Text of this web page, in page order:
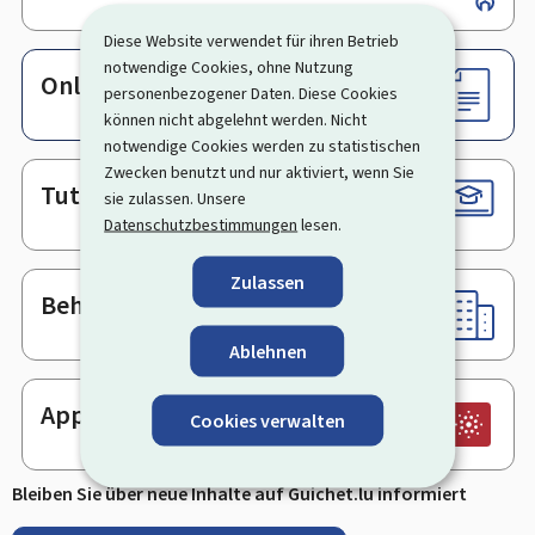
Diese Website verwendet für ihren Betrieb
notwendige Cookies, ohne Nutzung
personenbezogener Daten. Diese Cookies
können nicht abgelehnt werden. Nicht
notwendige Cookies werden zu statistischen
Zwecken benutzt und nur aktiviert, wenn Sie
sie zulassen. Unsere
Datenschutzbestimmungen lesen.
Zulassen
Ablehnen
Cookies verwalten
Online-Dienste & Formulare
Tutorials
Behörden & sonstige Stellen
App
Bleiben Sie über neue Inhalte auf Guichet.lu informiert